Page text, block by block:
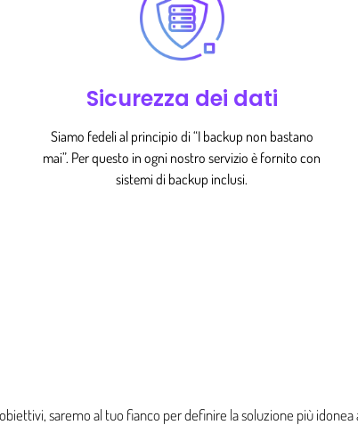
Sicurezza dei dati
Siamo fedeli al principio di “I backup non bastano
mai”. Per questo in ogni nostro servizio è fornito con
sistemi di backup inclusi.
saremo al tuo fianco per definire la soluzione più